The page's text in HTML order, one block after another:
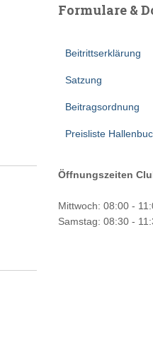
Formulare &
Beitrittserklärung
Satzung
Beitragsordnung
Preisliste
Öffnungszeiten
Mittwoch: 08:00 -
Samstag: 08:30 -